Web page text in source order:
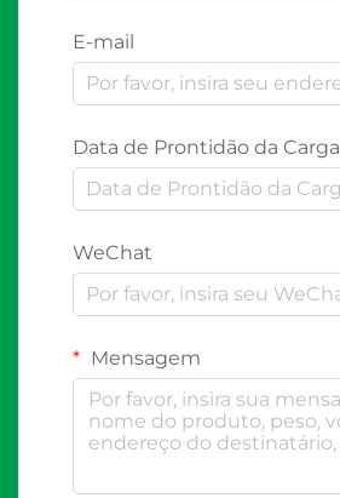
E-mail
Data de Prontidão da Carga
WeChat
Mensagem